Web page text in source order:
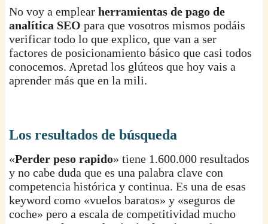
No voy a emplearherramientas de pago de
analítica SEO para que vosotros mismos podáis
verificar todo lo que explico, que van a ser
factores de posicionamiento básico que casi todos
conocemos. Apretad los glúteos que hoy vais a
aprender más que en la mili.
Los resultados de búsqueda
«Perder peso rapido» tiene 1.600.000 resultados
y no cabe duda que es una palabra clave con
competencia histórica y continua. Es una de esas
keyword como «vuelos baratos» y «seguros de
coche» pero a escala de competitividad mucho